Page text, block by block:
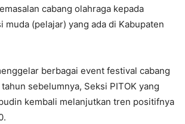
cabang olahraga kepada
muda (pelajar) yang ada di Kabupaten
berbagai event festival cabang
sebelumnya, Seksi PITOK yang
kembali melanjutkan tren positifnya